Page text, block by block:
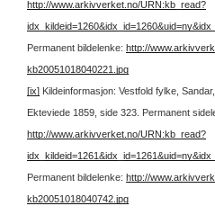
http://www.arkivverket.no/URN:kb_read?
Permanent bildelenke: http://
kb20051018040221.jpg
[ix] Kildeinformasjon: Vestfold fylke,
Ekteviede 1859, side 323. Permanent
http://www.arkivverket.no/URN:kb_read?
Permanent bildelenke: http://
kb20051018040742.jpg